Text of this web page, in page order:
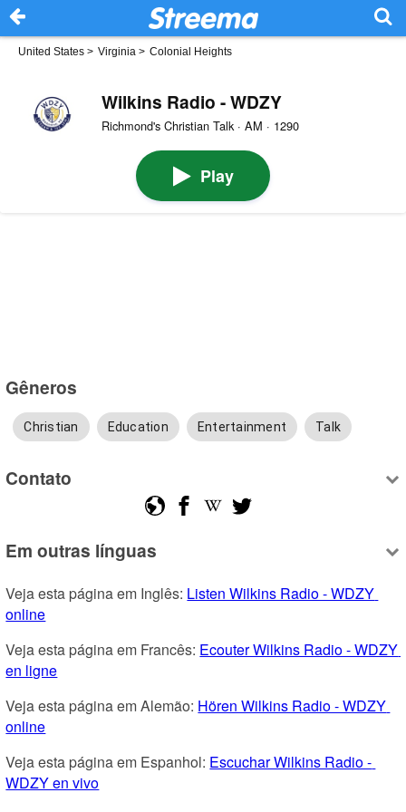
United States > Virginia > Colonial Heights
Wilkins Radio - WDZY
Richmond's Christian Talk · AM · 1290
Play
Gêneros
Christian Education Entertainment Talk
Contato
Em outras línguas
Veja esta página em Inglês: Listen Wilkins Radio - WDZY
online
Veja esta página em Francês: Ecouter Wilkins Radio - WDZY
en ligne
Veja esta página em Alemão: Hören Wilkins Radio - WDZY
online
Veja esta página em Espanhol: Escuchar Wilkins Radio -
WDZY en vivo